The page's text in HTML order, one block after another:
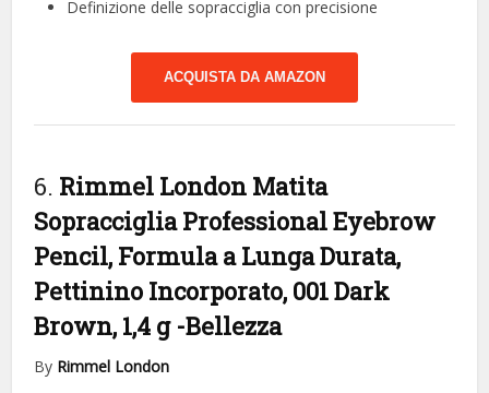
Definizione delle sopracciglia con precisione
ACQUISTA DA AMAZON
6. Rimmel London Matita
Sopracciglia Professional Eyebrow
Pencil, Formula a Lunga Durata,
Pettinino Incorporato, 001 Dark
Brown, 1,4 g -Bellezza
By Rimmel London